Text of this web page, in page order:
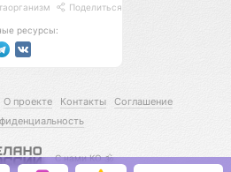
Поделиться
ресурсы:
О проекте Контакты
Соглашение
С нами КО 🕉️